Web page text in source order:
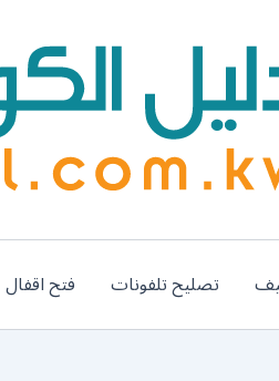
تصليح تلفونات فتح اقفال